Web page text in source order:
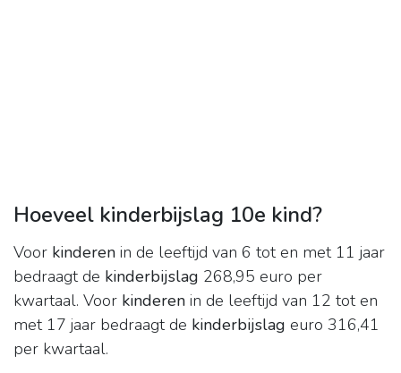
Hoeveel kinderbijslag 10e kind?
Voor kinderen in de leeftijd van 6 tot en met 11 jaar
bedraagt de kinderbijslag 268,95 euro per
kwartaal. Voor kinderen in de leeftijd van 12 tot en
met 17 jaar bedraagt de kinderbijslag euro 316,41
per kwartaal.